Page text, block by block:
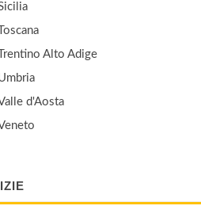
Toscana
Trentino Alto Adige
d'Aosta